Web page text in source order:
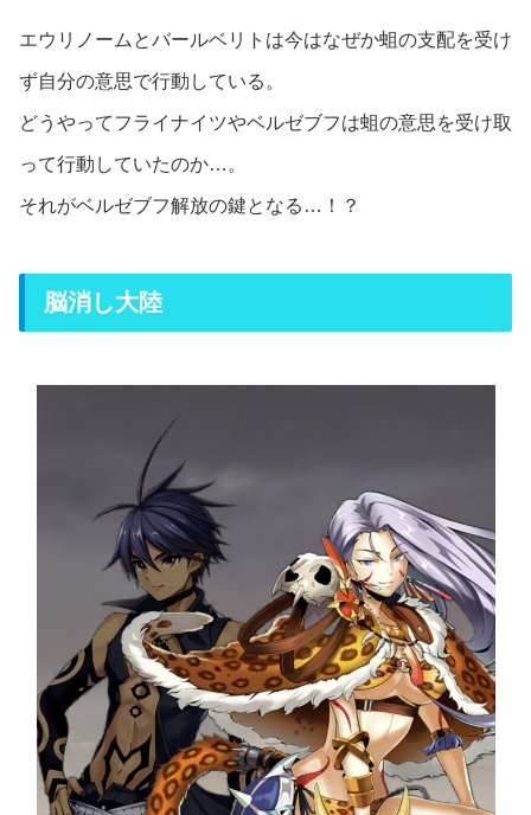
エウリノームとバールベリトは今はなぜか蛆の支配を受け
ず自分の意思で行動している。
どうやってフライナイツやベルゼブフは蛆の意思を受け取
って行動していたのか…。
それがベルゼブフ解放の鍵となる…！？
脳消し大陸